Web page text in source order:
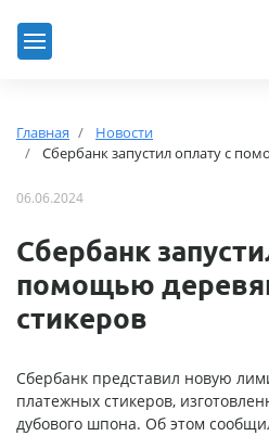
Главная
Новости
Сбербанк запустил оплату с
06.06.2024
Сбербанк
помощью
стикеров
Сбербанк представил новую
платежных стикеров,
дубового шпона. Об этом